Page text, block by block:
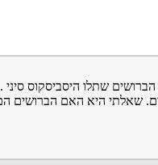
ובקושי חיים. שאלתי